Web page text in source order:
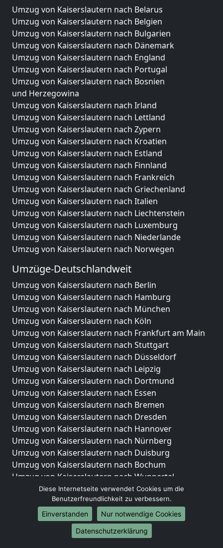
Umzug von Kaiserslautern nach Belarus
Umzug von Kaiserslautern nach Belgien
Umzug von Kaiserslautern nach Bulgarien
Umzug von Kaiserslautern nach Dänemark
Umzug von Kaiserslautern nach England
Umzug von Kaiserslautern nach Portugal
Umzug von Kaiserslautern nach Bosnien
und Herzegowina
Umzug von Kaiserslautern nach Irland
Umzug von Kaiserslautern nach Lettland
Umzug von Kaiserslautern nach Zypern
Umzug von Kaiserslautern nach Kroatien
Umzug von Kaiserslautern nach Estland
Umzug von Kaiserslautern nach Finnland
Umzug von Kaiserslautern nach Frankreich
Umzug von Kaiserslautern nach Griechenland
Umzug von Kaiserslautern nach Italien
Umzug von Kaiserslautern nach Liechtenstein
Umzug von Kaiserslautern nach Luxemburg
Umzug von Kaiserslautern nach Niederlande
Umzug von Kaiserslautern nach Norwegen
Umzüge-Deutschlandweit
Umzug von Kaiserslautern nach Berlin
Umzug von Kaiserslautern nach Hamburg
Umzug von Kaiserslautern nach München
Umzug von Kaiserslautern nach Köln
Umzug von Kaiserslautern nach Frankfurt am Main
Umzug von Kaiserslautern nach Stuttgart
Umzug von Kaiserslautern nach Düsseldorf
Umzug von Kaiserslautern nach Leipzig
Umzug von Kaiserslautern nach Dortmund
Umzug von Kaiserslautern nach Essen
Umzug von Kaiserslautern nach Bremen
Umzug von Kaiserslautern nach Dresden
Umzug von Kaiserslautern nach Hannover
Umzug von Kaiserslautern nach Nürnberg
Umzug von Kaiserslautern nach Duisburg
Umzug von Kaiserslautern nach Bochum
Umzug von Kaiserslautern nach Wuppertal
Umzug von Kaiserslautern nach Bielefeld
Umzug von Kaiserslautern nach Bonn
Umzug von Kaiserslautern nach Münster
Internationale-Umzüge
Diese Internetseite verwendet Cookies um die
Benutzerfreundlichkeit zu verbessern.
Einverstanden
Nur notwendige Cookies
Datenschutzerklärung